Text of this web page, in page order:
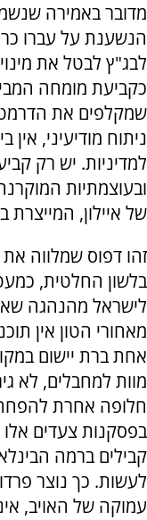
מדובר באמירה
הנשענת על עברו
לבג"ץ לבטל את
כקביעת מומחה
שמקלפים את
ניתוח מודיעיני,
למדיניות. יש רק
ובעוצמתיות
של איילון,
זהו דפוס שמלווה
בלשון החלטית,
לישראל מהנהגה
מאחורי הטון אין
אחת ברת יישום
מוות למחבלים, לא
חלופה אחרת
בפסקנות צעדים אלו
קבילים ברמה
לעשות. כך נוצר
עמוקה של האויב,